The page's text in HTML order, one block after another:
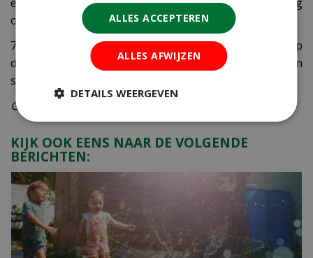
onrijpe vruchten.
7. De knalpaars of rood bloeiende Bougainvillea, die op
de juiste, zonnige en warme plek hele muren en
schuttingen kan bedekken.
Geniet van je tuin in mediterrane vakantiesfeer!
KIJK OOK EENS NAAR DE VOLGENDE
BERICHTEN:
ALLES ACCEPTEREN
ALLES AFWIJZEN
DETAILS WEERGEVEN